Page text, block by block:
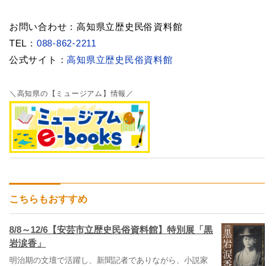
お問い合わせ：高知県立歴史民俗資料館
TEL： 088-862-2211
公式サイト：高知県立歴史民俗資料館
＼高知県の【ミュージアム】情報／
こちらもおすすめ
8/8～12/6【安芸市立歴史民俗資料館】特別展「黒
岩涙香」
明治期の文壇で活躍し、新聞記者でありながら、小説家